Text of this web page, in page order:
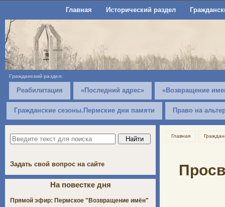
Главная Исторический раздел
Гражданский раздел:
Реабилитация «Последний адрес» «Возвращение
Гражданские сезоны.Пермские дни памяти Право на
Главная
Задать свой вопрос на сайте
На повестке дня
Прямой эфир: Пермское "Возвращение имён"